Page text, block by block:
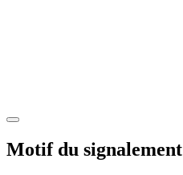
Motif du signalement